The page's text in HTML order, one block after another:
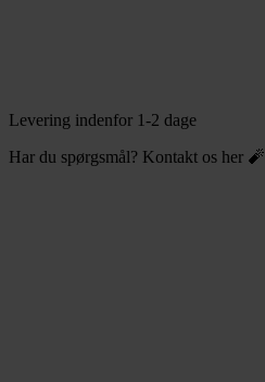
Levering indenfor 1-2 dage
Har du spørgsmål? Kontakt os her 🧨